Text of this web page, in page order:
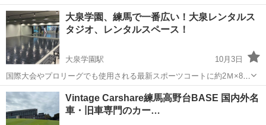
ビスのご案内になります。 弊社が運営するお得な情報サイト
「yourstory」 にコストをかけずに御社のチラシを掲載してオンライン
で集客しませんか？ ...
東京 練馬区 その他 チラシ
大泉学園、練馬で一番広い！大泉レンタルス
タジオ、レンタルスペース！
大泉学園駅
10月3日
国際大会やプロリーグでも使用される最新スポーツコートに約2Ｍ×8M
の鏡と観客席を設けたマルチレンタルスペース！ 大泉学園駅徒歩1
分！国際大会やプロリーグでも使用されている最新のスポーツコート
と2M×8Mのワイドミラーを...
東京 練馬区 その他
Vintage Carshare練馬高野台BASE 国内外名
車・旧車専門のカー…